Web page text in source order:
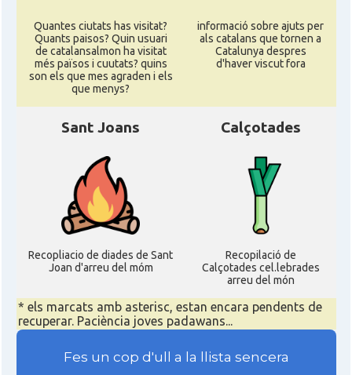
Quantes ciutats has visitat?
Quants paisos? Quin usuari
de catalansalmon ha visitat
més països i cuutats? quins
son els que mes agraden i els
que menys?
informació sobre ajuts per
als catalans que tornen a
Catalunya despres
d'haver viscut fora
Sant Joans
Recopliacio de diades de Sant
Joan d'arreu del móm
Calçotades
Recopilació de
Calçotades cel.lebrades
arreu del món
* els marcats amb asterisc, estan encara pendents de
recuperar. Paciència joves padawans...
Fes un cop d'ull a la llista sencera